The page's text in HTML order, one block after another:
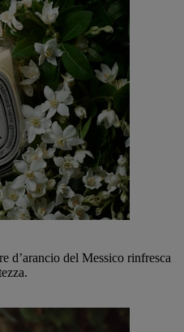
d’arancio del Messico rinfresca